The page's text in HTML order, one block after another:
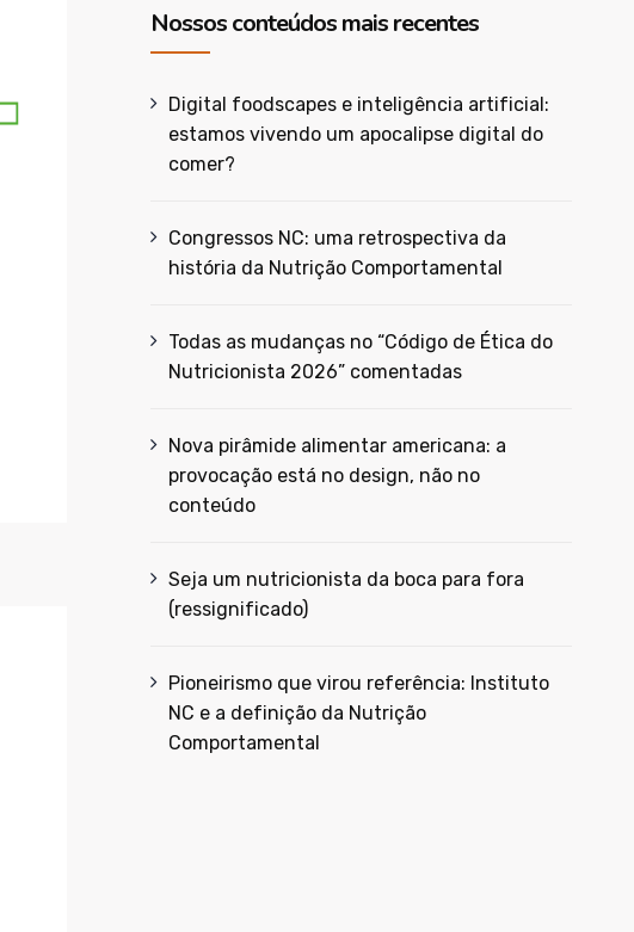
Nossos conteúdos mais recentes
Digital foodscapes e inteligência artificial:
estamos vivendo um apocalipse digital do
comer?
Congressos NC: uma retrospectiva da
história da Nutrição Comportamental
Todas as mudanças no “Código de Ética do
Nutricionista 2026” comentadas
Nova pirâmide alimentar americana: a
provocação está no design, não no
conteúdo
Seja um nutricionista da boca para fora
(ressignificado)
Pioneirismo que virou referência: Instituto
NC e a definição da Nutrição
Comportamental